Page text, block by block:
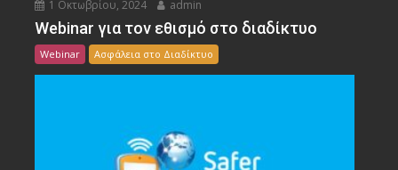
1 Οκτωβρίου, 2024 admin
Webinar για τον εθισμό στο διαδίκτυο
Webinar Ασφάλεια στο Διαδίκτυο